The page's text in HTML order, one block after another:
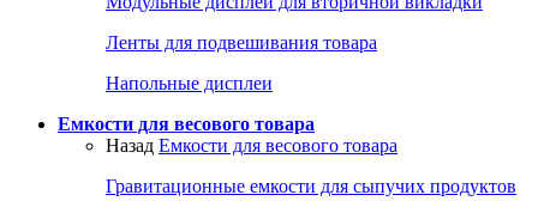
Ленты для подвешивания товара
Напольные дисплеи
Емкости для весового товара
Назад Емкости для весового товара
Гравитационные емкости для сыпучих продуктов